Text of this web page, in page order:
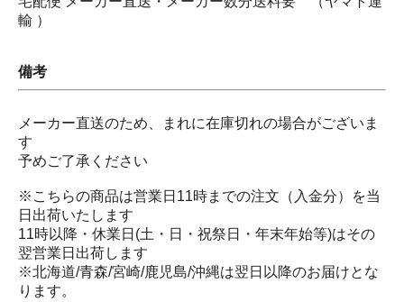
輸 ）
備考
メーカー直送のため、まれに在庫切れの場合がございま
す
予めご了承ください
※こちらの商品は営業日11時までの注文（入金分）を当
日出荷いたします
11時以降・休業日(土・日・祝祭日・年末年始等)はその
翌営業日出荷します
※北海道/青森/宮崎/鹿児島/沖縄は翌日以降のお届けとな
ります。